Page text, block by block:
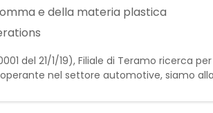
e della materia plastica
del 21/1/19), Filiale di Teramo ricerca per
operante nel settore automotive, siamo
si occuperà di: - Finitura di